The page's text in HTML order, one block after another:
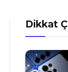
Dikkat